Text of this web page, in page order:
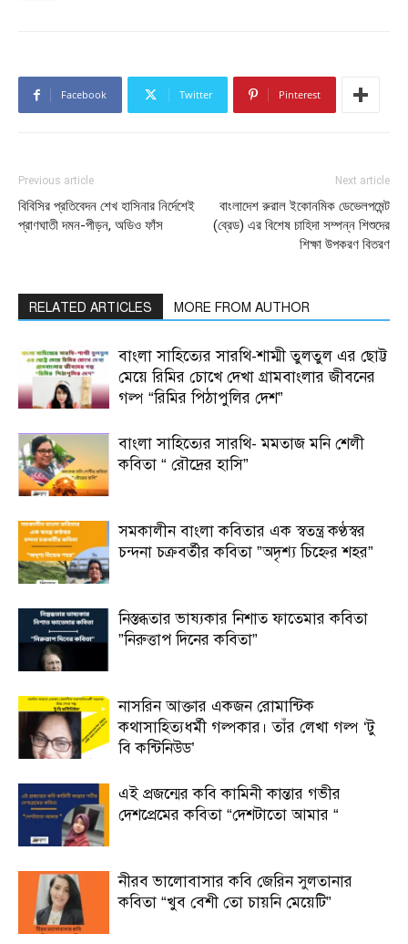
Facebook Twitter Pinterest
Previous article
বিবিসির প্রতিবেদন শেখ হাসিনার নির্দেশেই
প্রাণঘাতী দমন-পীড়ন, অডিও ফাঁস
Next article
বাংলাদেশ রুরাল ইকোনমিক ডেভেলপমেন্ট
(ব্রেড) এর বিশেষ চাহিদা সম্পন্ন শিশুদের
শিক্ষা উপকরণ বিতরণ
RELATED ARTICLES MORE FROM AUTHOR
বাংলা সাহিত্যের সারথি-শাম্মী তুলতুল এর ছোট্ট
মেয়ে রিমির চোখে দেখা গ্রামবাংলার জীবনের
গল্প “রিমির পিঠাপুলির দেশ”
বাংলা সাহিত্যের সারথি- মমতাজ মনি শেলী
কবিতা “ রৌদ্রের হাসি”
সমকালীন বাংলা কবিতার এক স্বতন্ত্র কণ্ঠস্বর
চন্দনা চক্রবর্তীর কবিতা ”অদৃশ্য চিহ্নের শহর”
নিস্তব্ধতার ভাষ্যকার নিশাত ফাতেমার কবিতা
”নিরুত্তাপ দিনের কবিতা”
নাসরিন আক্তার একজন রোমান্টিক
কথাসাহিত্যধর্মী গল্পকার। তাঁর লেখা গল্প ‘টু
বি কন্টিনিউড’
এই প্রজন্মের কবি কামিনী কান্তার গভীর
দেশপ্রেমের কবিতা “দেশটাতো আমার “
নীরব ভালোবাসার কবি জেরিন সুলতানার
কবিতা “খুব বেশী তো চায়নি মেয়েটি”